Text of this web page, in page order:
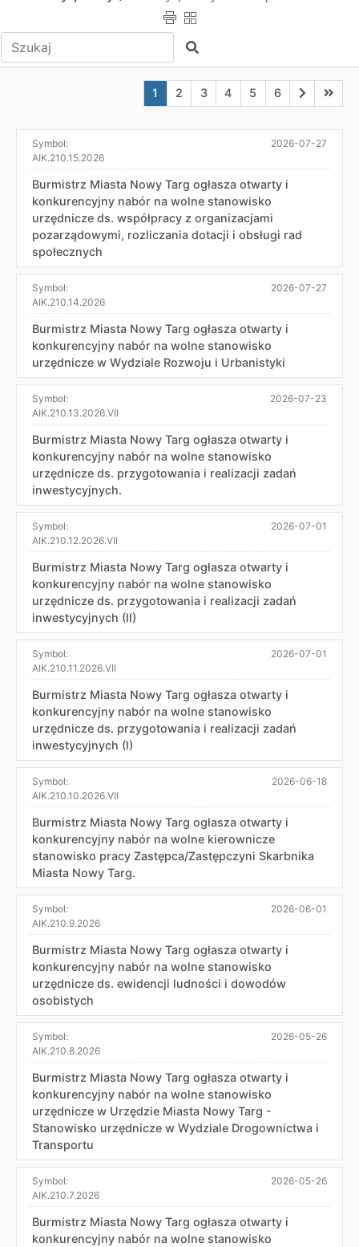
Wpisz tekst do wyszukania Szukaj
Aktualna strona nr 1
1 Przejdź do strony nr 2
2 Przejdź do strony nr 3
3 Przejdź do strony nr 4
4 Przejdź do strony
5 Przejdź do
6 Przejdź
Symbol:
AIK.210.15.2026
2026-07-27
Burmistrz Miasta Nowy Targ ogłasza otwarty i
konkurencyjny nabór na wolne stanowisko
urzędnicze ds. współpracy z organizacjami
pozarządowymi, rozliczania dotacji i obsługi rad
społecznych
Symbol:
AIK.210.14.2026
2026-07-27
Burmistrz Miasta Nowy Targ ogłasza otwarty i
konkurencyjny nabór na wolne stanowisko
urzędnicze w Wydziale Rozwoju i Urbanistyki
Symbol:
AIK.210.13.2026.VII
2026-07-23
Burmistrz Miasta Nowy Targ ogłasza otwarty i
konkurencyjny nabór na wolne stanowisko
urzędnicze ds. przygotowania i realizacji zadań
inwestycyjnych.
Symbol:
AIK.210.12.2026.VII
2026-07-01
Burmistrz Miasta Nowy Targ ogłasza otwarty i
konkurencyjny nabór na wolne stanowisko
urzędnicze ds. przygotowania i realizacji zadań
inwestycyjnych (II)
Symbol:
AIK.210.11.2026.VII
2026-07-01
Burmistrz Miasta Nowy Targ ogłasza otwarty i
konkurencyjny nabór na wolne stanowisko
urzędnicze ds. przygotowania i realizacji zadań
inwestycyjnych (I)
Symbol:
AIK.210.10.2026.VII
2026-06-18
Burmistrz Miasta Nowy Targ ogłasza otwarty i
konkurencyjny nabór na wolne kierownicze
stanowisko pracy Zastępca/Zastępczyni Skarbnika
Miasta Nowy Targ.
Symbol:
AIK.210.9.2026
2026-06-01
Burmistrz Miasta Nowy Targ ogłasza otwarty i
konkurencyjny nabór na wolne stanowisko
urzędnicze ds. ewidencji ludności i dowodów
osobistych
Symbol:
AIK.210.8.2026
2026-05-26
Burmistrz Miasta Nowy Targ ogłasza otwarty i
konkurencyjny nabór na wolne stanowisko
urzędnicze w Urzędzie Miasta Nowy Targ -
Stanowisko urzędnicze w Wydziale Drogownictwa i
Transportu
Symbol:
AIK.210.7.2026
2026-05-26
Burmistrz Miasta Nowy Targ ogłasza otwarty i
konkurencyjny nabór na wolne stanowisko